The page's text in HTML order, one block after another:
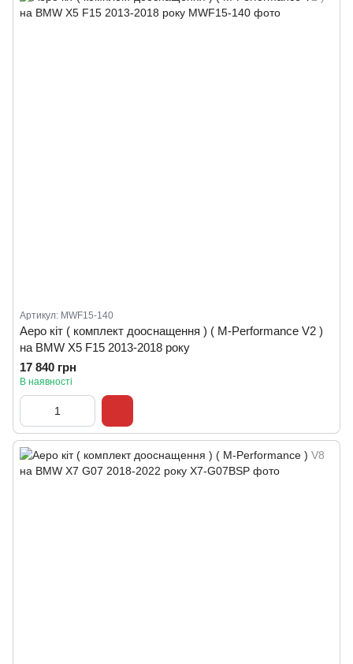
Артикул: MWF15-140
Аеро кіт ( комплект дооснащення ) ( M-Performance V2 )
на BMW X5 F15 2013-2018 року
17 840 грн
В наявності